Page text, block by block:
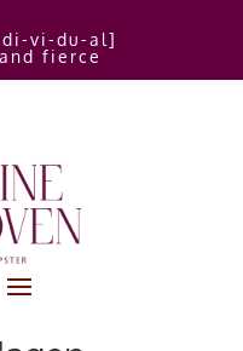
vi-du-al]
fierce